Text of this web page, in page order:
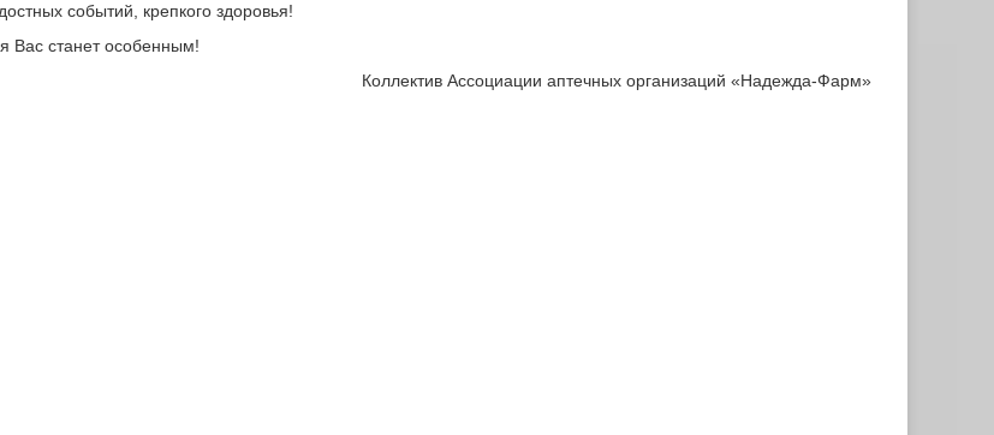
событий, крепкого здоровья!
Вас станет особенным!
Коллектив Ассоциации аптечных организаций «Надежда-Фарм»